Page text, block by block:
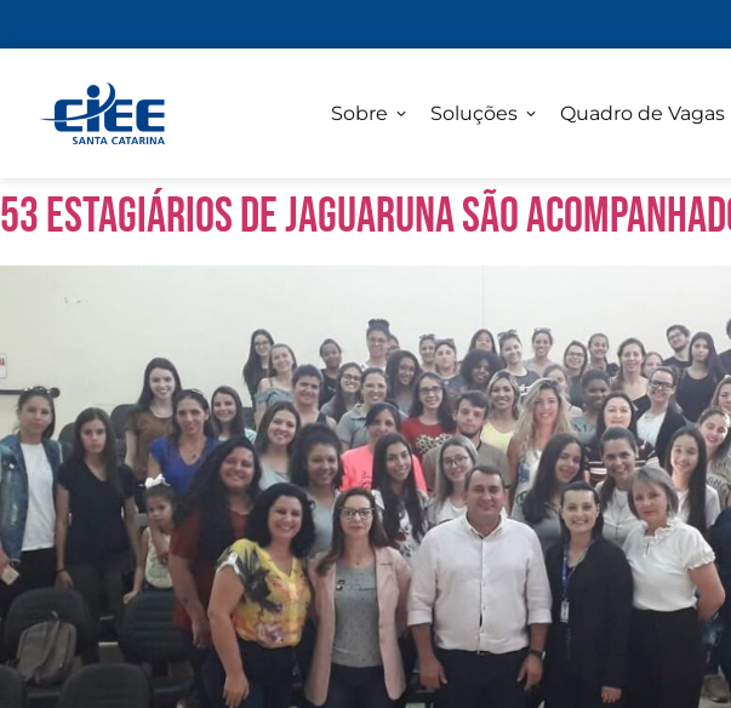
Sobre Soluções Quadro de Vagas
53 estagiários de Jaguaruna são